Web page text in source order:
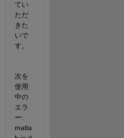
てい
ただ
きた
いで
す。
次を
使用
中の
エラ
ー:
matla